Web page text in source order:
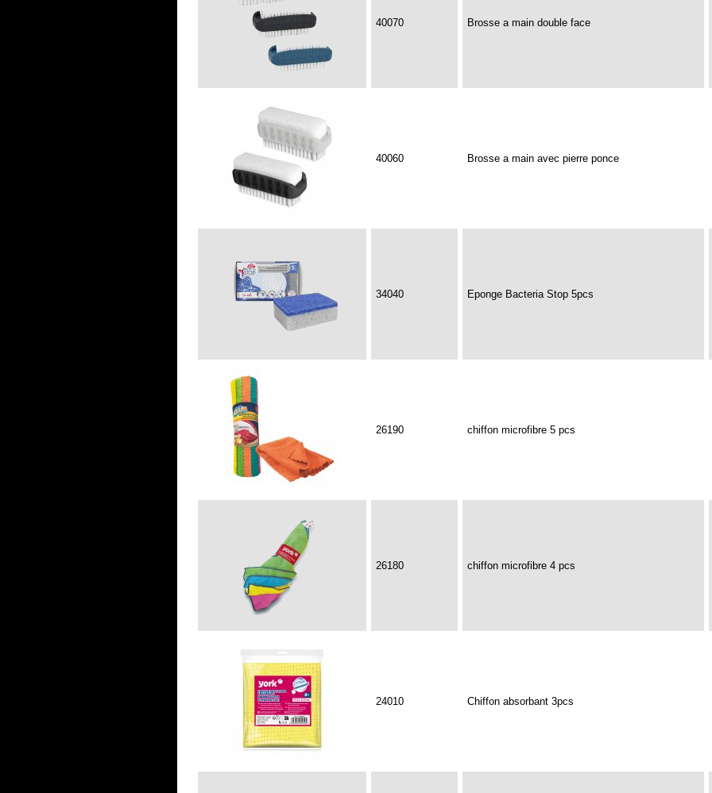
40070 Brosse a main double face
40060 Brosse a main avec pierre ponce
34040 Eponge Bacteria Stop 5pcs
26190 chiffon microfibre 5 pcs
26180 chiffon microfibre 4 pcs
24010 Chiffon absorbant 3pcs